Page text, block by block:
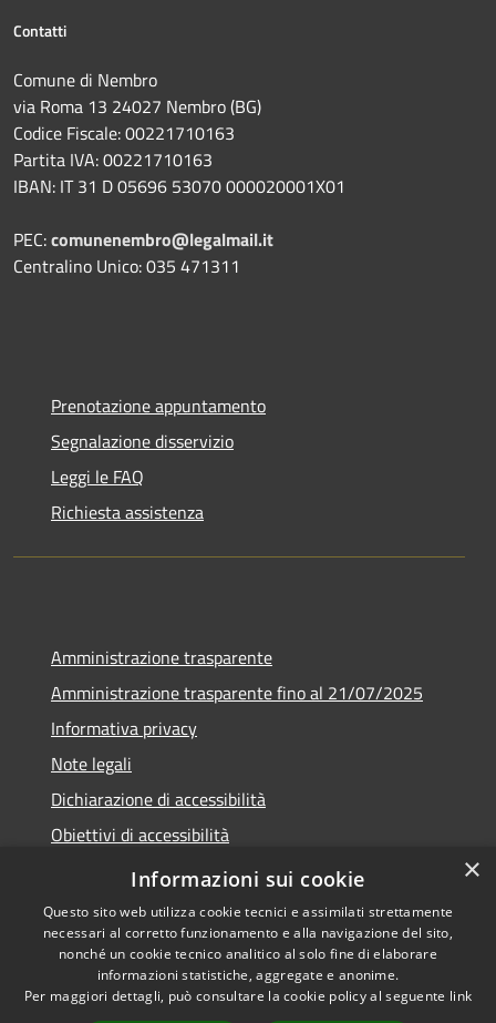
Contatti
Comune di Nembro
via Roma 13 24027 Nembro (BG)
Codice Fiscale: 00221710163
Partita IVA: 00221710163
IBAN: IT 31 D 05696 53070 000020001X01
PEC:comunenembro@legalmail.it
Centralino Unico: 035 471311
Prenotazione appuntamento
Segnalazione disservizio
Leggi le FAQ
Richiesta assistenza
Amministrazione trasparente
Amministrazione trasparente fino al 21/07/2025
Informativa privacy
Note legali
Dichiarazione di accessibilità
Obiettivi di accessibilità
Piano di miglioramento
Accessibilità
Copyright © 2026 • Comune di
Nembro • Powered by
×
Informazioni sui cookie
Questo sito web utilizza cookie tecnici e assimilati strettamente
necessari al corretto funzionamento e alla navigazione del sito,
nonché un cookie tecnico analitico al solo fine di elaborare
informazioni statistiche, aggregate e anonime.
Per maggiori dettagli, può consultare la cookie policy al seguente link